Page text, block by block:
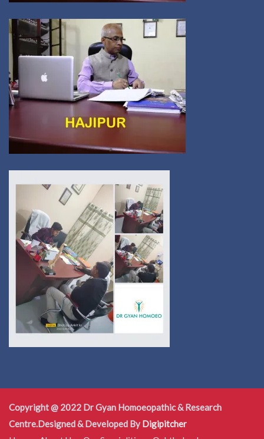
Copyright @ 2022 Dr Gyan Homoeopathic & Research
Centre.Designed & Developed By Digipitcher